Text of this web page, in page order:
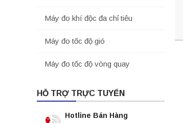
Máy đo khí độc đa chỉ tiêu
Máy đo tốc độ gió
Máy đo tốc độ vòng quay
HỖ TRỢ TRỰC TUYẾN
Hotline Bán Hàng